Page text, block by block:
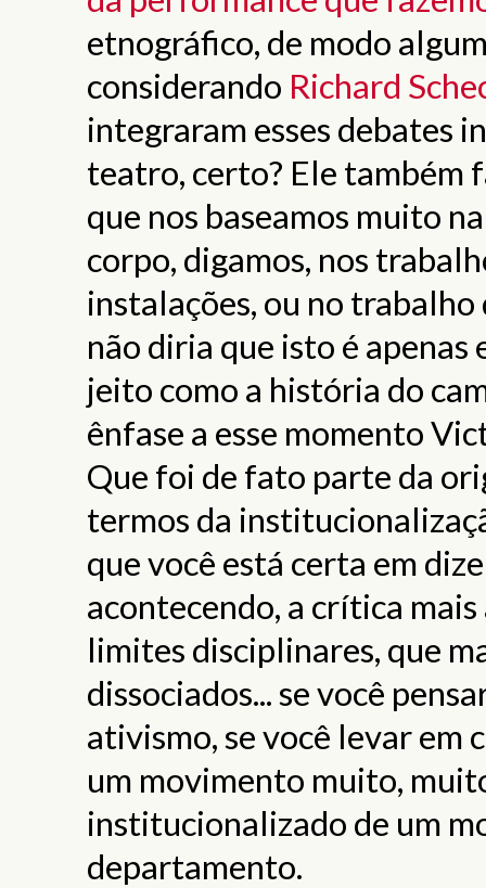
etnográfico, de modo
considerando Richard
integraram esses debates
teatro, certo? Ele também
que nos baseamos muito
corpo, digamos, nos
instalações, ou no
não diria que isto é
jeito como a história do
ênfase a esse momento
Que foi de fato parte da
termos da
que você está certa em
acontecendo, a crítica
limites disciplinares, que
dissociados... se você
ativismo, se você levar em
um movimento muito,
institucionalizado de um
departamento.